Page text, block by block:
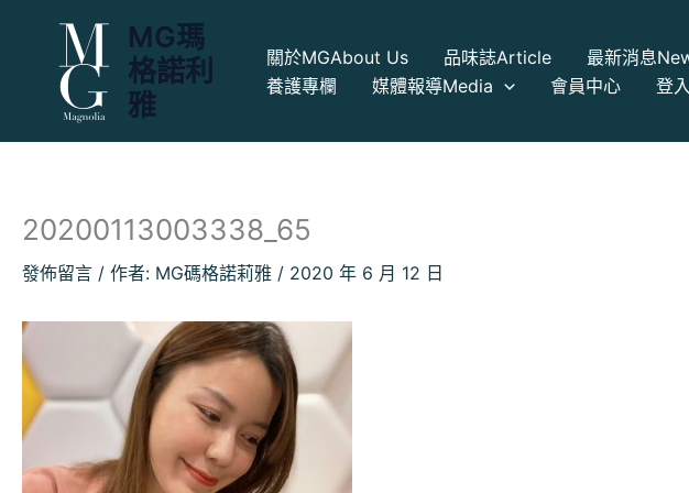
MG瑪
格諾利
雅
關於MGAbout Us 品味誌Article 最新消息
養護專欄
媒體報導Media 會員中心 登
20200113003338_65
發佈留言 / 作者: MG碼格諾莉雅 / 2020 年 6 月 12 日